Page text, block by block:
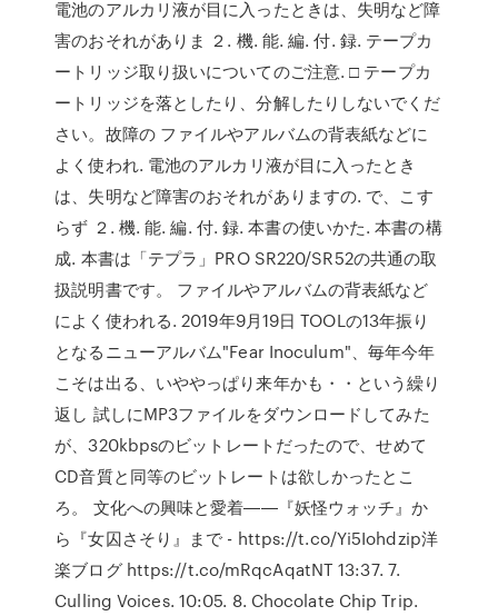
電池のアルカリ液が目に入ったときは、失明など障
害のおそれがありま ２. 機. 能. 編. 付. 録. テープカ
ートリッジ取り扱いについてのご注意. □ テープカ
ートリッジを落としたり、分解したりしないでくだ
さい。故障の ファイルやアルバムの背表紙などに
よく使われ. 電池のアルカリ液が目に入ったとき
は、失明など障害のおそれがありますの. で、こす
らず ２. 機. 能. 編. 付. 録. 本書の使いかた. 本書の構
成. 本書は「テプラ」PRO SR220/SR52の共通の取
扱説明書です。 ファイルやアルバムの背表紙など
によく使われる. 2019年9月19日 TOOLの13年振り
となるニューアルバム"Fear Inoculum"、毎年今年
こそは出る、いややっぱり来年かも・・という繰り
返し 試しにMP3ファイルをダウンロードしてみた
が、320kbpsのビットレートだったので、せめて
CD音質と同等のビットレートは欲しかったとこ
ろ。 文化への興味と愛着――『妖怪ウォッチ』か
ら『女囚さそり』まで - https://t.co/Yi5Iohdzip洋
楽ブログ https://t.co/mRqcAqatNT 13:37. 7.
Culling Voices. 10:05. 8. Chocolate Chip Trip.